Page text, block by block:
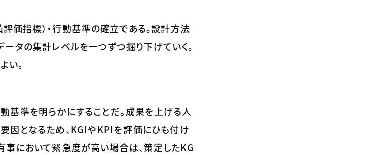
価指標）・行動基準の確立である。設計方法
タの集計レベルを一つずつ掘り下げていく。
い。
基準を明らかにすることだ。成果を上げる人
因となるため、KGIやKPIを評価にひも付け
事において緊急度が高い場合は、策定したKG